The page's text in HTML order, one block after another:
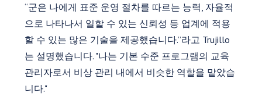
“군은 나에게 표준 운영 절차를 따르는 능력, 자율적
으로 나타나서 일할 수 있는 신뢰성 등 업계에 적용
할 수 있는 많은 기술을 제공했습니다.”라고 Trujillo
는 설명했습니다. "나는 기본 수준 프로그램의 교육
관리자로서 비상 관리 내에서 비슷한 역할을 맡았습
니다."